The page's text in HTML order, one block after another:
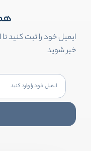
ایمیل خود را ثبت کنید
خبر شوید